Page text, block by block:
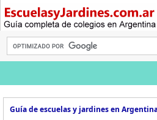
Guía de escuelas y jardines en